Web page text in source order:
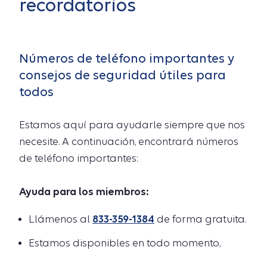
recordatorios
Números de teléfono importantes y
consejos de seguridad útiles para
todos
Estamos aquí para ayudarle siempre que nos
necesite. A continuación, encontrará números
de teléfono importantes:
Ayuda para los miembros:
Llámenos al 833-359-1384 de forma gratuita.
Estamos disponibles en todo momento,